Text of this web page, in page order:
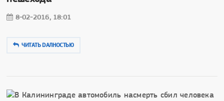
8-02-2016, 18:01
ЧИТАТЬ DAЛНОСТЬЮ